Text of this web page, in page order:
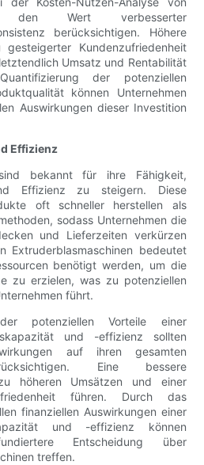
den Wert verbesserter
berücksichtigen. Höhere
Kundenzufriedenheit
Umsatz und Rentabilität
der potenziellen
können Unternehmen
Auswirkungen dieser Investition
Effizienz
sind bekannt für ihre Fähigkeit,
Effizienz zu steigern. Diese
oft schneller herstellen als
sodass Unternehmen die
und Lieferzeiten verkürzen
Extruderblasmaschinen bedeutet
benötigt werden, um die
zu erzielen, was zu potenziellen
führt.
potenziellen Vorteile einer
und -effizienz sollten
auf ihren gesamten
Eine bessere
höheren Umsätzen und einer
führen. Durch das
finanziellen Auswirkungen einer
und -effizienz können
Entscheidung über
treffen.